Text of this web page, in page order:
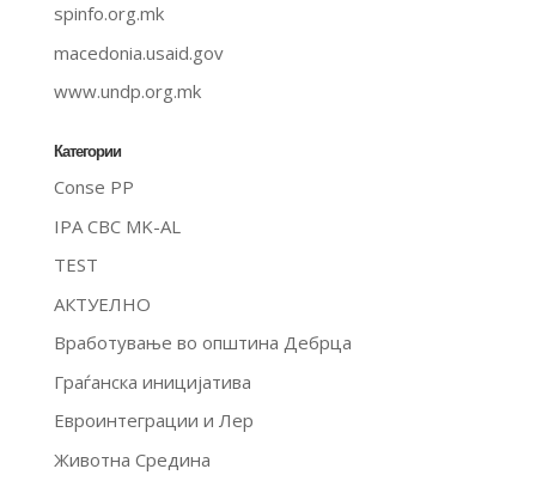
spinfo.org.mk
macedonia.usaid.gov
www.undp.org.mk
Категории
Conse PP
IPA CBC MK-AL
TEST
АКТУЕЛНО
Вработување во општина Дебрца
Граѓанска иницијатива
Евроинтеграции и Лер
Животна Средина